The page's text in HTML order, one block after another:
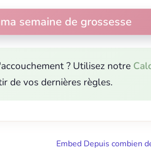
? Utilisez notre
de vos dernières règles.
Embed Depuis combien